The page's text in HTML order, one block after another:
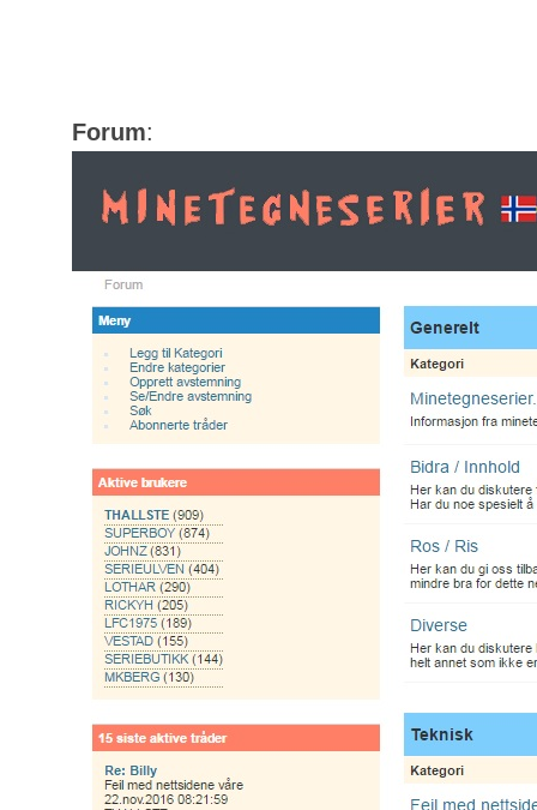
Forum: